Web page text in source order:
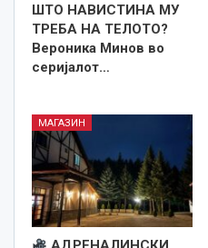
ШТО НАВИСТИНА МУ
ТРЕБА НА ТЕЛОТО?
Вероника Минов во
серијалот…
МАГАЗИН